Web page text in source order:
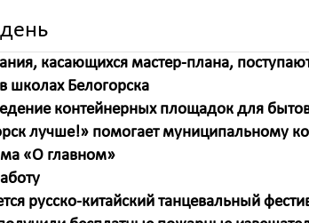
касающихся мастер-плана,
школах Белогорска
контейнерных площадок для
лучше!» помогает муниципальному
«О главном»
русско-китайский танцевальный